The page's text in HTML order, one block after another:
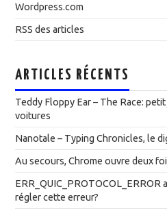
Wordpress.com
RSS des articles
ARTICLES RÉCENTS
Teddy Floppy Ear – The Race:
voitures
Nanotale – Typing Chronicles, le
Au secours, Chrome ouvre deux
ERR_QUIC_PROTOCOL_ERROR
régler cette erreur?